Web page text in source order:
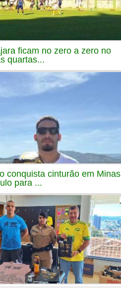
ficam no zero a zero no
quartas...
conquista cinturão em Minas
para ...